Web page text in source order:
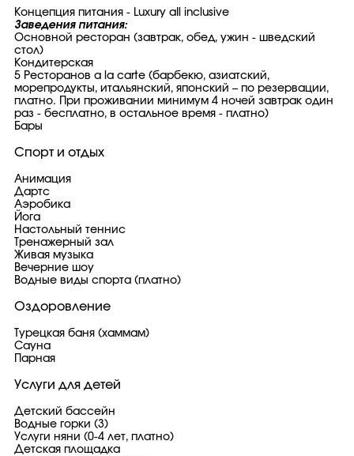
Концепция питания - Luxury aIl inclusive
Заведения питания:
Основной ресторан (завтрак, обед, ужин - шведский
стол)
Кондитерская
5 Ресторанов a la carte (барбекю, азиатский,
морепродукты, итальянский, японский – по резервации,
платно. При проживании минимум 4 ночей завтрак один
раз - бесплатно, в остальное время - платно)
Бары
Спорт и отдых
Анимация
Дартс
Аэробика
Йога
Настольный теннис
Тренажерный зал
Живая музыка
Вечерние шоу
Водные виды спорта (платно)
Оздоровление
Турецкая баня (хаммам)
Сауна
Парная
Услуги для детей
Детский бассейн
Водные горки (3)
Услуги няни (0-4 лет, платно)
Детская площадка